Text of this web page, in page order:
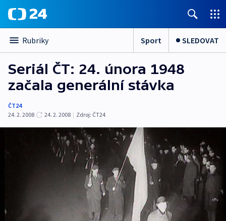
Rubriky Sport SLEDOVAT
Seriál ČT: 24. února 1948
začala generální stávka
ČT24
24. 2. 2008
24. 2. 2008 | Zdroj: ČT24